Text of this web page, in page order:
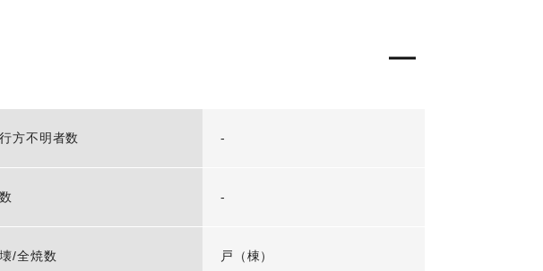
方不明者数 -
-
/全焼数 戸（棟）